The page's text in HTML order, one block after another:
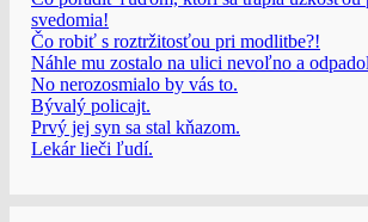
svedomia!
Čo robiť s roztržitosťou pri modlitbe?!
Náhle mu zostalo na ulici nevoľno a
No nerozosmialo by vás to.
Bývalý policajt.
Prvý jej syn sa stal kňazom.
Lekár lieči ľudí.